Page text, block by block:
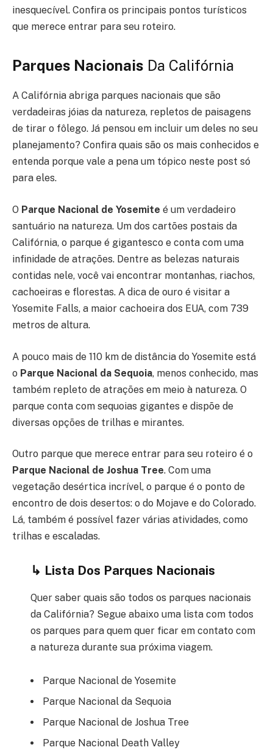
inesquecível. Confira os principais pontos turísticos
que merece entrar para seu roteiro.
Parques Nacionais Da Califórnia
A Califórnia abriga parques nacionais que são
verdadeiras jóias da natureza, repletos de paisagens
de tirar o fôlego. Já pensou em incluir um deles no seu
planejamento? Confira quais são os mais conhecidos e
entenda porque vale a pena um tópico neste post só
para eles.
O Parque Nacional de Yosemite é um verdadeiro
santuário na natureza. Um dos cartões postais da
Califórnia, o parque é gigantesco e conta com uma
infinidade de atrações. Dentre as belezas naturais
contidas nele, você vai encontrar montanhas, riachos,
cachoeiras e florestas. A dica de ouro é visitar a
Yosemite Falls, a maior cachoeira dos EUA, com 739
metros de altura.
A pouco mais de 110 km de distância do Yosemite está
o Parque Nacional da Sequoia, menos conhecido, mas
também repleto de atrações em meio à natureza. O
parque conta com sequoias gigantes e dispõe de
diversas opções de trilhas e mirantes.
Outro parque que merece entrar para seu roteiro é o
Parque Nacional de Joshua Tree. Com uma
vegetação desértica incrível, o parque é o ponto de
encontro de dois desertos: o do Mojave e do Colorado.
Lá, também é possível fazer várias atividades, como
trilhas e escaladas.
↳ Lista Dos Parques Nacionais
Quer saber quais são todos os parques nacionais
da Califórnia? Segue abaixo uma lista com todos
os parques para quem quer ficar em contato com
a natureza durante sua próxima viagem.
Parque Nacional de Yosemite
Parque Nacional da Sequoia
Parque Nacional de Joshua Tree
Parque Nacional Death Valley